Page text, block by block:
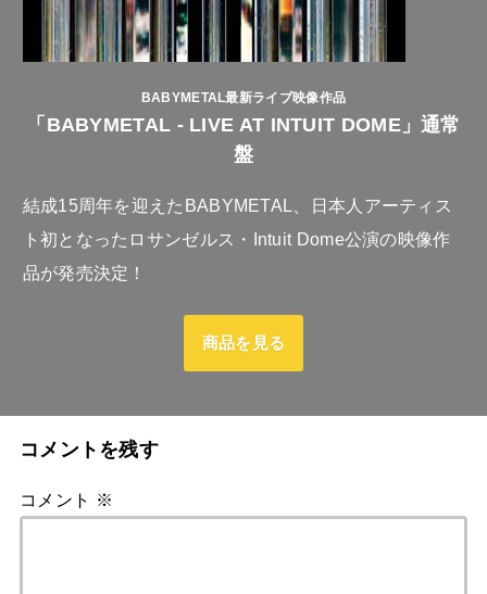
BABYMETAL最新ライブ映像作品
「BABYMETAL - LIVE AT INTUIT DOME」通常
盤
結成15周年を迎えたBABYMETAL、日本人アーティス
ト初となったロサンゼルス・Intuit Dome公演の映像作
品が発売決定！
商品を見る
コメントを残す
コメント ※